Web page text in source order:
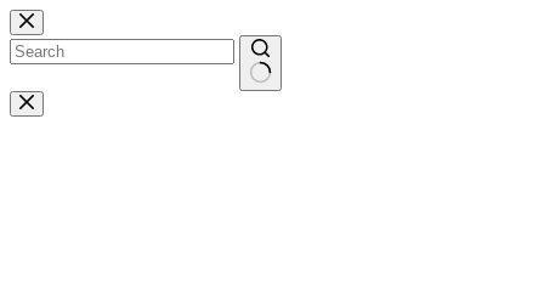
Zum
Inhalt
springen
Keine
Ergebnisse